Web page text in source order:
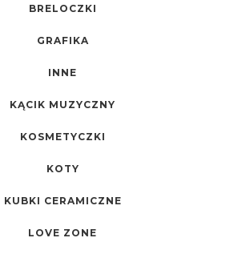
BRELOCZKI
GRAFIKA
INNE
KĄCIK MUZYCZNY
KOSMETYCZKI
KOTY
KUBKI CERAMICZNE
LOVE ZONE